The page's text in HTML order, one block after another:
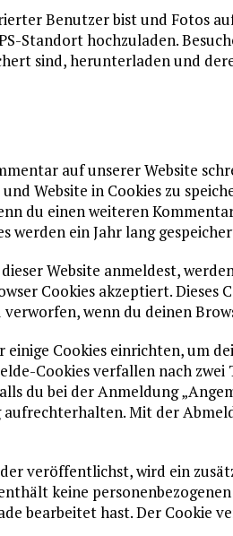
Benutzer bist und Fotos
Standort hochzuladen.
sind, herunterladen und
auf unserer Website
Website in Cookies zu
du einen weiteren
werden ein Jahr lang
Website anmeldest,
Cookies akzeptiert. Dieses
wenn du deinen
einige Cookies einrichten, um
Cookies verfallen nach zwei
du bei der Anmeldung
Mit der
veröffentlichst, wird ein
keine
bearbeitet hast. Der Cookie